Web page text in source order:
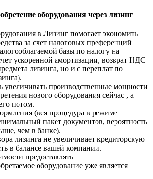
оборудования через лизинг
в Лизинг помогает экономить
за счет налоговых преференций
базы по налогу на
ускоренной амортизации, возврат НДС
лизинга, но и с переплат по
увеличивать производственные мощности
нового оборудования сейчас , а
потом.
(вся процедура в режиме
пакет документов, вероятность
чем в банке).
лизинга не увеличивает кредиторскую
в балансе вашей компании.
предоставлять
оборудование уже является